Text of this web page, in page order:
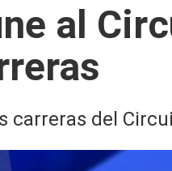
al
carreras del